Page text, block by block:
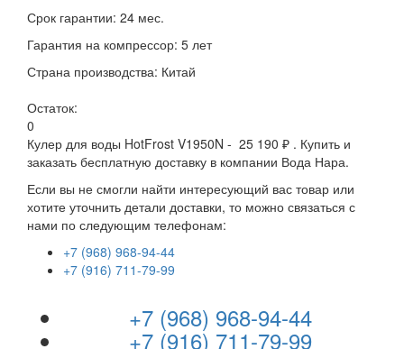
Срок гарантии: 24 мес.
Гарантия на компрессор: 5 лет
Страна производства: Китай
Остаток:
0
Кулер для воды HotFrost V1950N - 25 190 ₽ . Купить и
заказать бесплатную доставку в компании Вода Нара.
Если вы не смогли найти интересующий вас товар или
хотите уточнить детали доставки, то можно связаться с
нами по следующим телефонам:
+7 (968) 968-94-44
+7 (916) 711-79-99
+7 (968) 968-94-44
+7 (916) 711-79-99